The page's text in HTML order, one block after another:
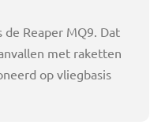
Reaper MQ9. Dat
met raketten
op vliegbasis